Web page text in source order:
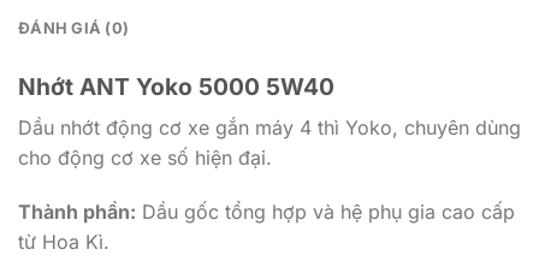
ĐÁNH GIÁ (0)
Nhớt ANT Yoko 5000 5W40
Dầu nhớt động cơ xe gắn máy 4 thì Yoko, chuyên dùng
cho động cơ xe số hiện đại.
Thành phần: Dầu gốc tổng hợp và hệ phụ gia cao cấp
từ Hoa Kì.